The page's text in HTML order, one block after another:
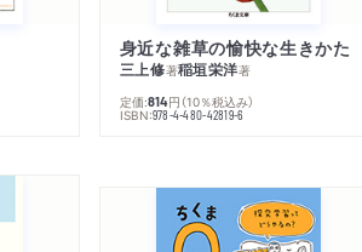
身近な雑草の愉快な生きかた
三上修著稲垣栄洋著
定価:814円 （10％税込み）
ISBN:978-4-480-42819-6